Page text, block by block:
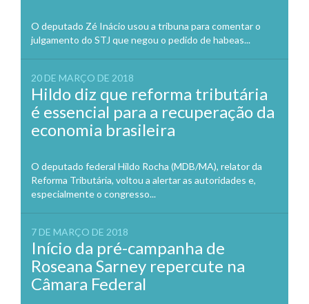
O deputado Zé Inácio usou a tribuna para comentar o
julgamento do STJ que negou o pedido de habeas...
20 DE MARÇO DE 2018
Hildo diz que reforma tributária
é essencial para a recuperação da
economia brasileira
O deputado federal Hildo Rocha (MDB/MA), relator da
Reforma Tributária, voltou a alertar as autoridades e,
especialmente o congresso...
7 DE MARÇO DE 2018
Início da pré-campanha de
Roseana Sarney repercute na
Câmara Federal